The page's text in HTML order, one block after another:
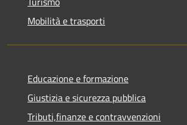
Mobilità e trasporti
Educazione e formazione
Giustizia e sicurezza pubblica
Tributi,finanze e contravvenzioni